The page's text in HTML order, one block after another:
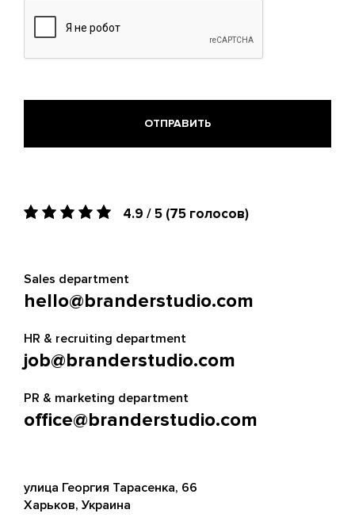
doc,
ods.
4.9 / 5 (75 голосов)
Sales department
hello@branderstudio.com
HR & recruiting department
job@branderstudio.com
PR & marketing department
office@branderstudio.com
улица Георгия Тарасенка, 66
Харьков, Украина